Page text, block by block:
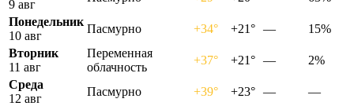
9 авг
Понедельник
10 авг
Пасмурно +34° +21° —
15%
Вторник
11 авг
Переменная
облачность
+37° +21° —
2%
Среда
12 авг
Пасмурно +39° +23° —
—